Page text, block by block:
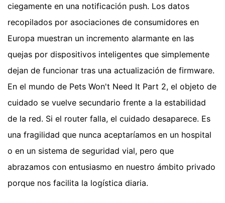
ciegamente en una notificación push. Los datos
recopilados por asociaciones de consumidores en
Europa muestran un incremento alarmante en las
quejas por dispositivos inteligentes que simplemente
dejan de funcionar tras una actualización de firmware.
En el mundo de Pets Won't Need It Part 2, el objeto de
cuidado se vuelve secundario frente a la estabilidad
de la red. Si el router falla, el cuidado desaparece. Es
una fragilidad que nunca aceptaríamos en un hospital
o en un sistema de seguridad vial, pero que
abrazamos con entusiasmo en nuestro ámbito privado
porque nos facilita la logística diaria.